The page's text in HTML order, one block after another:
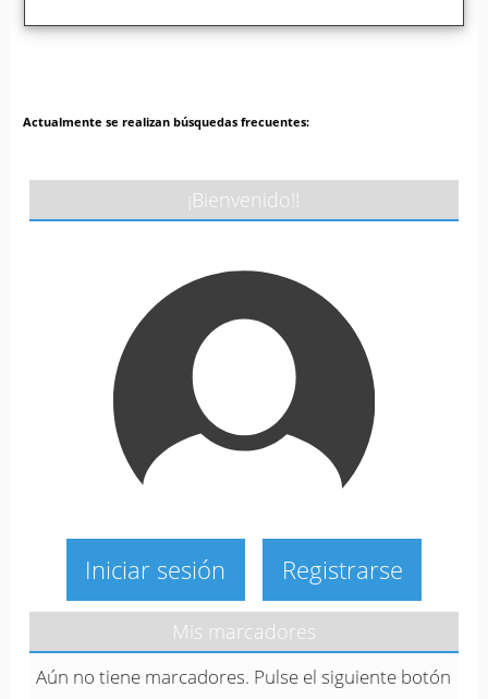
Actualmente se realizan búsquedas frecuentes:
¡Bienvenido!!
Iniciar sesión Registrarse
Mis marcadores
Aún no tiene marcadores. Pulse el siguiente botón